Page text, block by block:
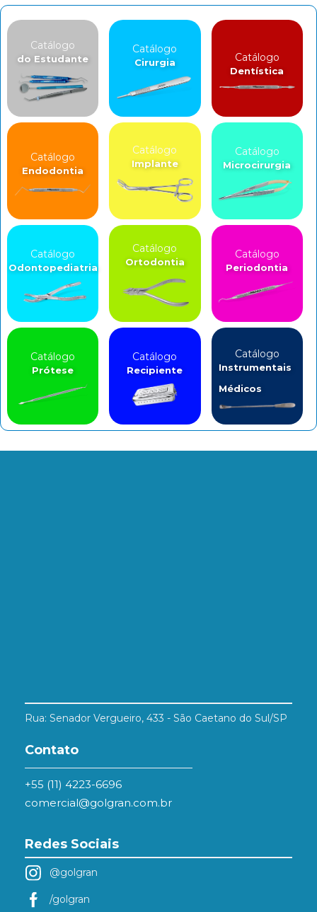
Catálogo
do Estudante
Catálogo
Cirurgia Catálogo
Dentística
Catálogo
Endodontia
Catálogo
Implante
Catálogo
Microcirurgia
Catálogo
Odontopediatria
Catálogo
Ortodontia
Catálogo
Periodontia
Catálogo
Prótese
Catálogo
Recipiente
Catálogo
Instrumentais
Médicos
Rua: Senador Vergueiro, 433 - São Caetano do Sul/SP
Contato
+55 (11) 4223-6696
comercial@golgran.com.br
Redes Sociais
@golgran
/golgran